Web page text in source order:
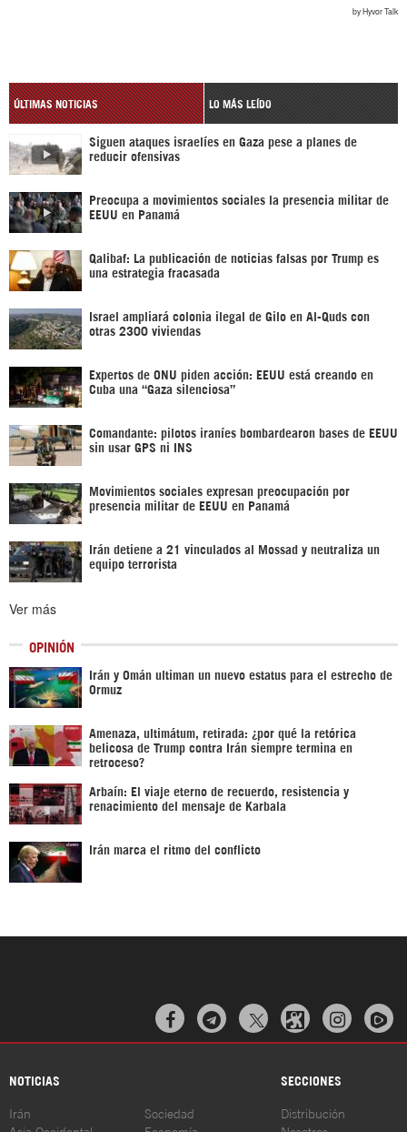
ÚLTIMAS NOTICIAS LO MÁS LEÍDO
Siguen ataques israelíes en Gaza pese a planes de
reducir ofensivas
Preocupa a movimientos sociales la presencia militar de
EEUU en Panamá
Qalibaf: La publicación de noticias falsas por Trump es
una estrategia fracasada
Israel ampliará colonia ilegal de Gilo en Al-Quds con
otras 2300 viviendas
Expertos de ONU piden acción: EEUU está creando en
Cuba una “Gaza silenciosa”
Comandante: pilotos iraníes bombardearon bases de EEUU
sin usar GPS ni INS
Movimientos sociales expresan preocupación por
presencia militar de EEUU en Panamá
Irán detiene a 21 vinculados al Mossad y neutraliza un
equipo terrorista
Ver más
OPINIÓN
Irán y Omán ultiman un nuevo estatus para el estrecho de
Ormuz
Amenaza, ultimátum, retirada: ¿por qué la retórica
belicosa de Trump contra Irán siempre termina en
retroceso?
Arbaín: El viaje eterno de recuerdo, resistencia y
renacimiento del mensaje de Karbala
Irán marca el ritmo del conflicto
  
NOTICIAS SECCIONES
Irán Sociedad Distribución